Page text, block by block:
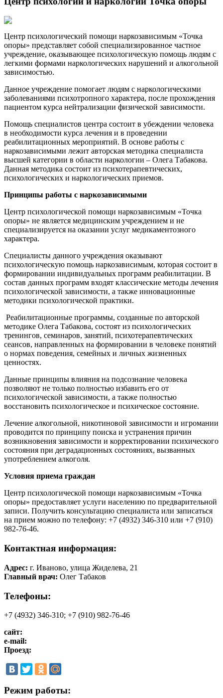
Центр психологический помощи наркозависимым «Точка
опоры» представляет собой специализированное частное
учреждение, оказывающее психологическую помощь людям с
легкими формами наркологических нарушений и алкогольной
зависимостью.
Данное учреждение помогает людям с наркологическими
заболеваниями психотропного характера, после прохождения
пациентом курса нейтрализации физической зависимости.
Помощь специалистов центра состоит в убеждении человека
в необходимости курса лечения и в проведении
реабилитационных мероприятий. В основе работы с
наркозависимыми лежит авторская методика специалиста
высшей категории в области наркологии – Олега Табакова.
Данная методика состоит из психотерапевтических,
психологических и наркологических приемов.
Принципы работы с наркозависимыми
Центр психологической помощи наркозависимым «Точка
опоры» не является медицинским учреждением и не
специализируется на оказании услуг медикаментозного
характера.
Специалисты данного учреждения оказывают
психологическую помощь наркозависимым, которая состоит в
формировании индивидуальных программ реабилитации. В
состав данных программ входят классические методы лечения
психологической зависимости, а также инновационные
методики психологической практики.
Реабилитационные программы, созданные по авторской
методике Олега Табакова, состоят из психологических
тренингов, семинаров, занятий, психотерапевтических
сеансов, направленных на формировании в человеке понятий
о нормах поведения, семейных и личных жизненных
ценностях.
Данные принципы влияния на подсознание человека
позволяют не только полностью избавить его от
психологической зависимости, а также полностью
восстановить психологическое и психическое состояние.
Лечение алкогольной, никотиновой зависимости и игромании
проводится по принципу поиска и устранения причин
возникновения зависимости и корректировании психического
состояния при деградационных состояниях, вызванных
употреблением алкоголя.
Условия приема граждан
Центр психологической помощи наркозависимым «Точка
опоры» предоставляет услуги населению по предварительной
записи. Получить консультацию специалиста или записаться
на прием можно по телефону: +7 (4932) 346-310 или +7 (910)
982-76-46.
Контактная информация:
Адрес: г. Иваново, улица Жиделева, 21
Главный врач: Олег Табаков
Телефоны:
+7 (4932) 346-310; +7 (910) 982-76-46
сайт:
e-mail:
Проезд:
Режим работы: